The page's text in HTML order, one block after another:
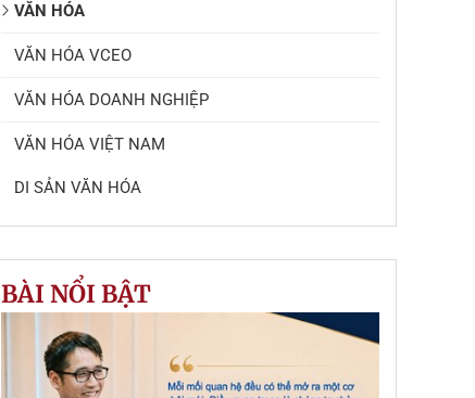
VĂN HÓA
VĂN HÓA VCEO
VĂN HÓA DOANH NGHIỆP
VĂN HÓA VIỆT NAM
DI SẢN VĂN HÓA
BÀI NỔI BẬT